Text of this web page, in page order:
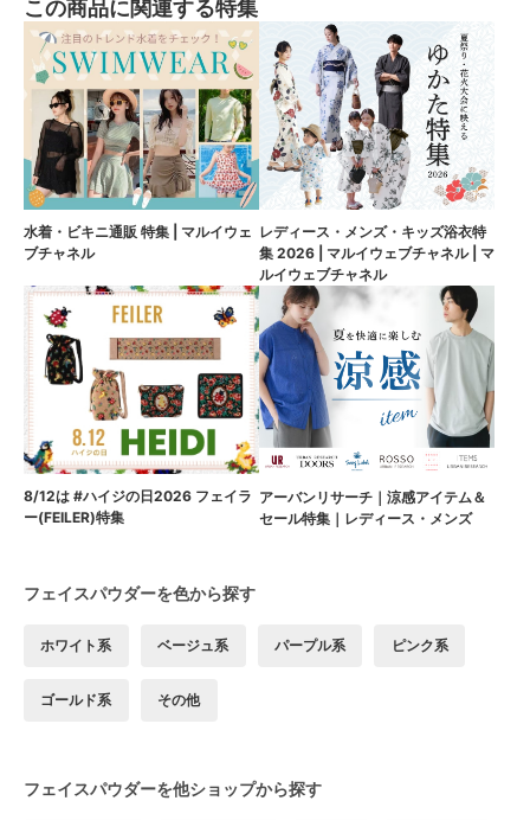
この商品に関連する特集
水着・ビキニ通販 特集 | マルイウェ
ブチャネル
レディース・メンズ・キッズ浴衣特
集 2026 | マルイウェブチャネル | マ
ルイウェブチャネル
8/12は #ハイジの日2026 フェイラ
ー(FEILER)特集
アーバンリサーチ｜涼感アイテム＆
セール特集｜レディース・メンズ
フェイスパウダーを色から探す
ホワイト系 ベージュ系 パープル系 ピンク系
ゴールド系 その他
フェイスパウダーを他ショップから探す